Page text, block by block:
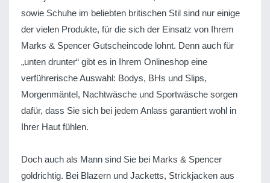
sowie Schuhe im beliebten britischen Stil sind nur einige
der vielen Produkte, für die sich der Einsatz von Ihrem
Marks & Spencer Gutscheincode lohnt. Denn auch für
„unten drunter“ gibt es in Ihrem Onlineshop eine
verführerische Auswahl: Bodys, BHs und Slips,
Morgenmäntel, Nachtwäsche und Sportwäsche sorgen
dafür, dass Sie sich bei jedem Anlass garantiert wohl in
Ihrer Haut fühlen.
Doch auch als Mann sind Sie bei Marks & Spencer
goldrichtig. Bei Blazern und Jacketts, Strickjacken aus